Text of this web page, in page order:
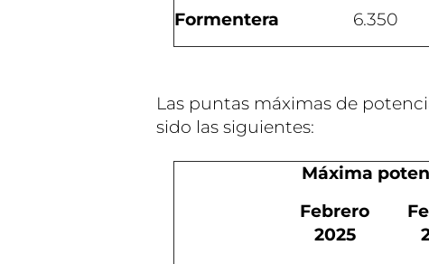
Formentera
6.350
Las puntas máximas de
sido las siguientes:
Máxima
Febrero
2025